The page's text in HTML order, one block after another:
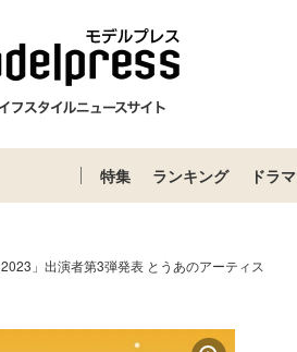
特集 ランキング ドラマ
」出演者第3弾発表 とうあのアーティス